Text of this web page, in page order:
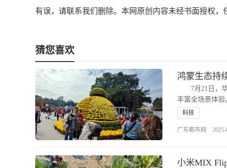
有误，请联系我们删除。本网原创内容未经书面授权，
猜您喜欢
鸿蒙生态持
7月21日，华
丰富全场景体验
科技
广东都市网 2025-
小米MIX